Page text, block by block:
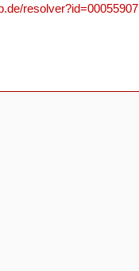
resolver?id=00055907